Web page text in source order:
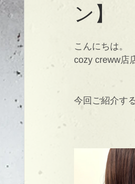
ン】
こんにちは。
cozy creww店
今回ご紹介す